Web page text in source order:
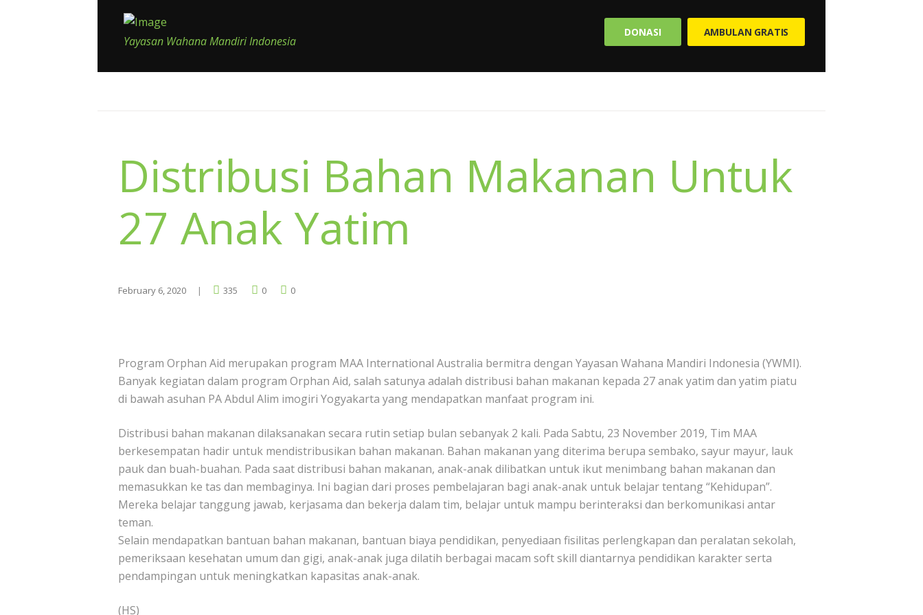
Yayasan Wahana Mandiri Indonesia
DONASI AMBULAN GRATIS
Distribusi Bahan Makanan Untuk
27 Anak Yatim
February 6, 2020 335 0 0
Program Orphan Aid merupakan program MAA International Australia bermitra dengan Yayasan Wahana Mandiri Indonesia (YWMI).
Banyak kegiatan dalam program Orphan Aid, salah satunya adalah distribusi bahan makanan kepada 27 anak yatim dan yatim piatu
di bawah asuhan PA Abdul Alim imogiri Yogyakarta yang mendapatkan manfaat program ini.
Distribusi bahan makanan dilaksanakan secara rutin setiap bulan sebanyak 2 kali. Pada Sabtu, 23 November 2019, Tim MAA
berkesempatan hadir untuk mendistribusikan bahan makanan. Bahan makanan yang diterima berupa sembako, sayur mayur, lauk
pauk dan buah-buahan. Pada saat distribusi bahan makanan, anak-anak dilibatkan untuk ikut menimbang bahan makanan dan
memasukkan ke tas dan membaginya. Ini bagian dari proses pembelajaran bagi anak-anak untuk belajar tentang “Kehidupan”.
Mereka belajar tanggung jawab, kerjasama dan bekerja dalam tim, belajar untuk mampu berinteraksi dan berkomunikasi antar
teman.
Selain mendapatkan bantuan bahan makanan, bantuan biaya pendidikan, penyediaan fisilitas perlengkapan dan peralatan sekolah,
pemeriksaan kesehatan umum dan gigi, anak-anak juga dilatih berbagai macam soft skill diantarnya pendidikan karakter serta
pendampingan untuk meningkatkan kapasitas anak-anak.
(HS)